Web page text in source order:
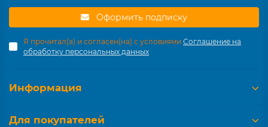
Оформить подписку
Я прочитал(а) и согласен(на) с условиями Соглашение на
обработку персональных данных
Информация
Для покупателей